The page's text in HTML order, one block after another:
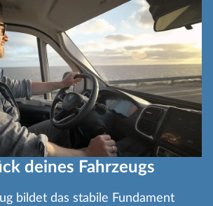
deines Fahrzeugs
bildet das stabile Fundament